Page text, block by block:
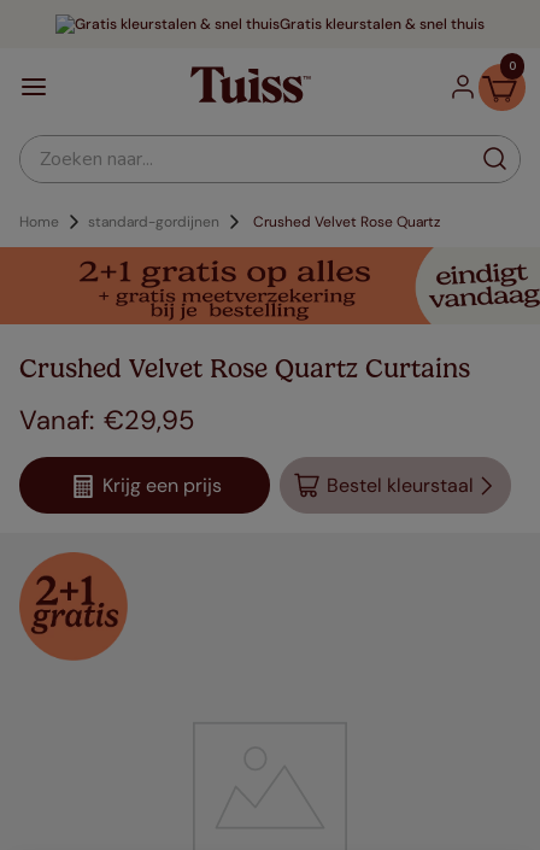
Gratis kleurstalen & snel thuis
0
Zoeken naar...
Home standard-gordijnen Crushed Velvet Rose Quartz
Crushed Velvet Rose Quartz Curtains
€29,95
Krijg een prijs Bestel kleurstaal